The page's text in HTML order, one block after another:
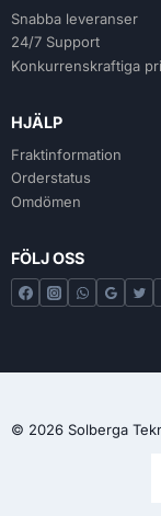
Snabba leveranser
24/7 Support
Konkurrenskraftiga
HJÄLP
Fraktinformation
Orderstatus
Omdömen
FÖLJ OSS
© 2026 Solberga